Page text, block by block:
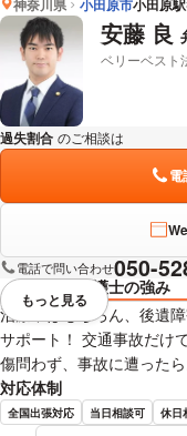
神奈川県 小田原市小田原駅
安藤 良
ベリーベスト
過失割合 のご相談は
電
電話で問い合わせ050-
弁護士の強み
治療中はもちろん、後遺
サポート！ 交通事故だけ
傷問わず、事故に遭った
対応体制
全国出張対応 当日相談可 休日
視覚的に省略されて
もっと見る